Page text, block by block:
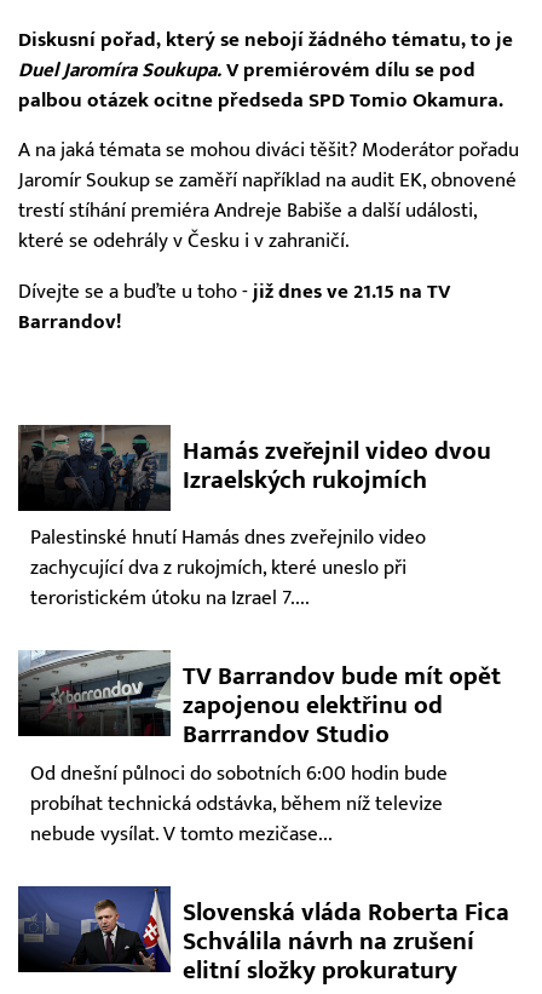
Diskusní pořad, který se nebojí žádného tématu, to je
Duel Jaromíra Soukupa. V premiérovém dílu se pod
palbou otázek ocitne předseda SPD Tomio Okamura.
A na jaká témata se mohou diváci těšit? Moderátor pořadu
Jaromír Soukup se zaměří například na audit EK, obnovené
trestí stíhání premiéra Andreje Babiše a další události,
které se odehrály v Česku i v zahraničí.
Dívejte se a buďte u toho - již dnes ve 21.15 na TV
Barrandov!
Hamás zveřejnil video dvou
Izraelských rukojmích
Palestinské hnutí Hamás dnes zveřejnilo video
zachycující dva z rukojmích, které uneslo při
teroristickém útoku na Izrael 7....
TV Barrandov bude mít opět
zapojenou elektřinu od
Barrrandov Studio
Od dnešní půlnoci do sobotních 6:00 hodin bude
probíhat technická odstávka, během níž televize
nebude vysílat. V tomto mezičase...
Slovenská vláda Roberta Fica
Schválila návrh na zrušení
elitní složky prokuratury